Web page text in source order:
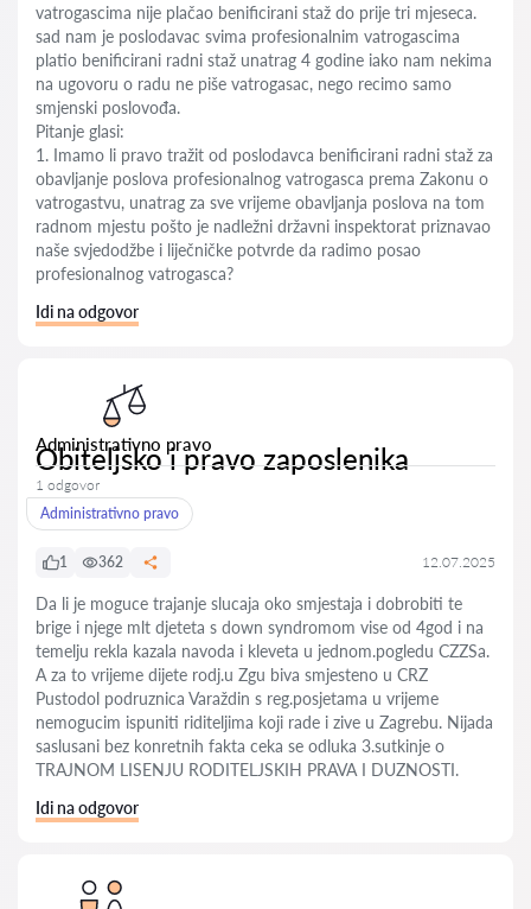
vatrogascima nije plačao benificirani staž do prije tri mjeseca.
sad nam je poslodavac svima profesionalnim vatrogascima
platio benificirani radni staž unatrag 4 godine iako nam nekima
na ugovoru o radu ne piše vatrogasac, nego recimo samo
smjenski poslovođa.
Pitanje glasi:
1. Imamo li pravo tražit od poslodavca benificirani radni staž za
obavljanje poslova profesionalnog vatrogasca prema Zakonu o
vatrogastvu, unatrag za sve vrijeme obavljanja poslova na tom
radnom mjestu pošto je nadležni državni inspektorat priznavao
naše svjedodžbe i liječničke potvrde da radimo posao
profesionalnog vatrogasca?
Idi na odgovor
Administrativno pravo
Obiteljsko i pravo zaposlenika
1 odgovor
Administrativno pravo
1 362 12.07.2025
Da li je moguce trajanje slucaja oko smjestaja i dobrobiti te
brige i njege mlt djeteta s down syndromom vise od 4god i na
temelju rekla kazala navoda i kleveta u jednom.pogledu CZZSa.
A za to vrijeme dijete rodj.u Zgu biva smjesteno u CRZ
Pustodol podruznica Varaždin s reg.posjetama u vrijeme
nemogucim ispuniti riditeljima koji rade i zive u Zagrebu. Nijada
saslusani bez konretnih fakta ceka se odluka 3.sutkinje o
TRAJNOM LISENJU RODITELJSKIH PRAVA I DUZNOSTI.
Idi na odgovor